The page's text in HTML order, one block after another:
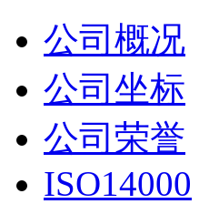
公司概况
公司坐标
公司荣誉
ISO14000